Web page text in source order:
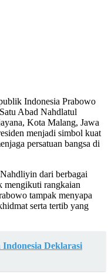
Indonesia Prabowo
Abad Nahdlatul
Kota Malang, Jawa
menjadi simbol kuat
persatuan bangsa di
dari berbagai
mengikuti rangkaian
tampak menyapa
serta tertib yang
Deklarasi